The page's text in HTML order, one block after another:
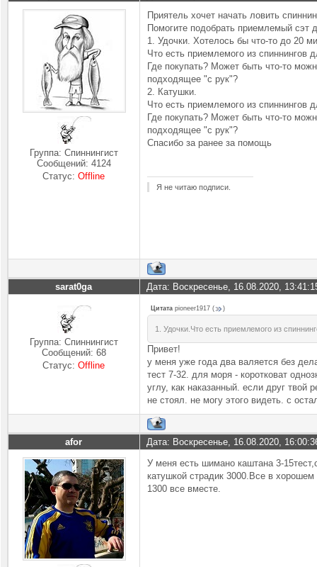
Группа: Спиннингист
Сообщений: 4124
Статус:Offline
Приятель хочет начать ловить
Помогите подобрать приемлемый сэт
1. Удочки. Хотелось бы что-то до 20
Что есть приемлемого из спиннингов
Где покупать? Может быть что-то
подходящее "с рук"?
2. Катушки.
Что есть приемлемого из спиннингов
Где покупать? Может быть что-то
подходящее "с рук"?
Спасибо за ранее за помощь
Я не читаю подписи.
sarat0ga Дата: Воскресенье, 16.08.2020,
Группа: Спиннингист
Сообщений: 68
Статус:Offline
Цитата pioneer1917 ( )
1. Удочки.Что есть приемлемого из
Привет!
у меня уже года два валяется без
тест 7-32. для моря - коротковат
углу, как наказанный. если друг твой
не стоял. не могу этого видеть. с
afor Дата: Воскресенье, 16.08.2020,
У меня есть шимано каштана 3-
катушкой страдик 3000.Все в хорошем
1300 все вместе.